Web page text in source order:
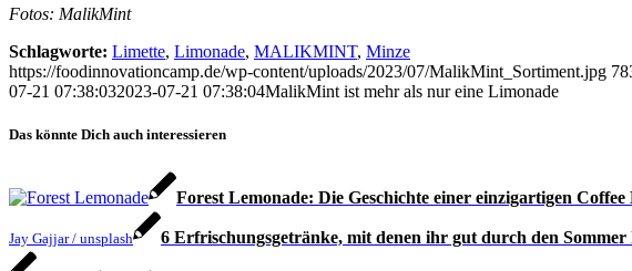
Fotos: MalikMint
Schlagworte: Limette, Limonade, MALIKMINT, Minze
https://foodinnovationcamp.de/wp-content/uploads/2023/07/MalikMint_Sortiment.jpg
07-21 07:38:032023-07-21 07:38:04MalikMint ist mehr als nur eine Limonade
Das könnte Dich auch interessieren
Forest Lemonade: Die Geschichte einer einzigartigen Coffee
Jay Gajjar / unsplash 6 Erfrischungsgetränke, mit denen ihr gut durch den Sommer